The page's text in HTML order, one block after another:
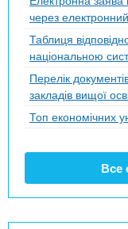
через
Таблиця
національною
Перелік
закладів вищої
Топ економічних
Все